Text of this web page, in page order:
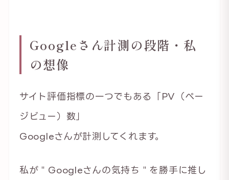
Googleさん計測の段階・私
の想像
サイト評価指標の一つでもある「PV（ペー
ジビュー）数」
Googleさんが計測してくれます。
私が＂Googleさんの気持ち＂を勝手に推し